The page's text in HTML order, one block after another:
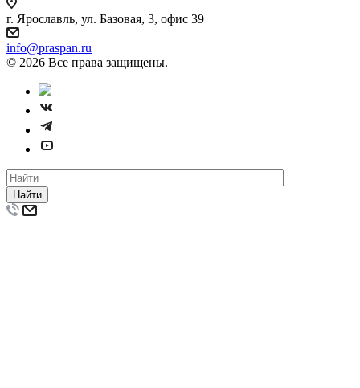
г. Ярославль, ул. Базовая, 3, офис 39
info@praspan.ru
© 2026 Все права защищены.
Найти